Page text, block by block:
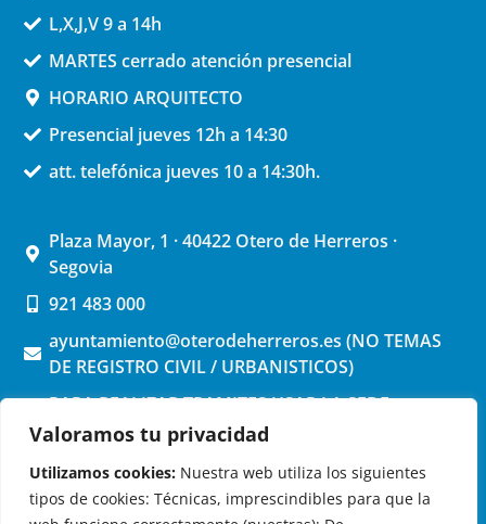
Valoramos tu privacidad
Utilizamos cookies: Nuestra web utiliza los siguientes
tipos de cookies: Técnicas, imprescindibles para que la
L,X,J,V 9 a 14h
MARTES cerrado atención presencial
HORARIO ARQUITECTO
Presencial jueves 12h a 14:30
att. telefónica jueves 10 a 14:30h.
Plaza Mayor, 1 · 40422 Otero de Herreros ·
Segovia
921 483 000
ayuntamiento@oterodeherreros.es (NO TEMAS
DE REGISTRO CIVIL / URBANISTICOS)
PARA REALIZAR TRAMITES USAR LA SEDE
ELECTRONICA (pinchar aquí)